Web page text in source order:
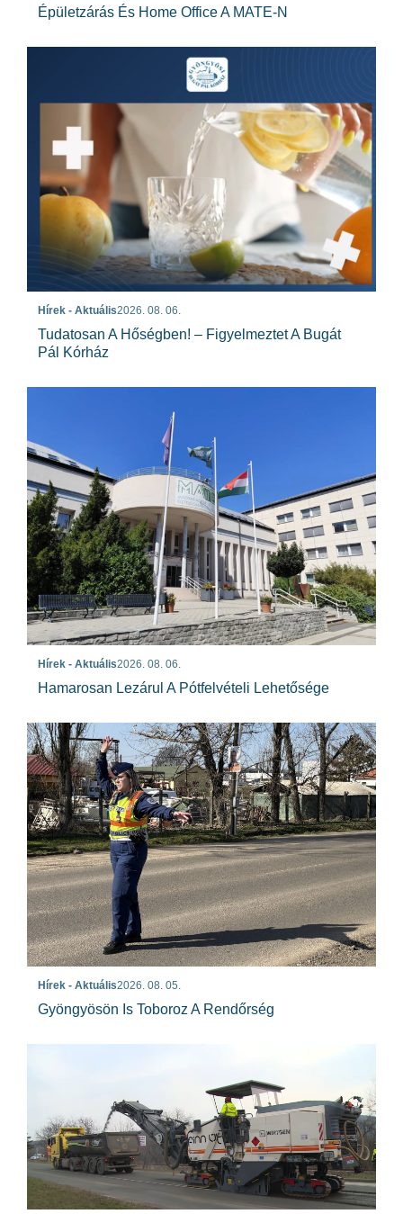
Épületzárás És Home Office A MATE-N
Hírek - Aktuális2026. 08. 06.
Tudatosan A Hőségben! – Figyelmeztet A Bugát
Pál Kórház
Hírek - Aktuális2026. 08. 06.
Hamarosan Lezárul A Pótfelvételi Lehetősége
Hírek - Aktuális2026. 08. 05.
Gyöngyösön Is Toboroz A Rendőrség